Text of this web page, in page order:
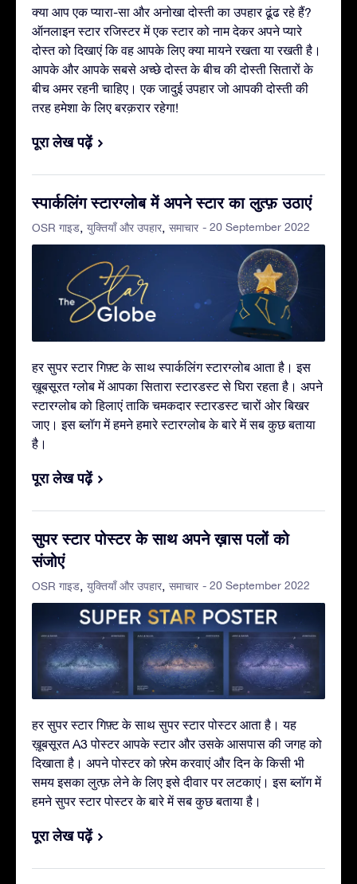
क्या आप एक प्यारा-सा और अनोखा दोस्ती का उपहार ढूंढ रहे हैं?
ऑनलाइन स्टार रजिस्टर में एक स्टार को नाम देकर अपने प्यारे
दोस्त को दिखाएं कि वह आपके लिए क्या मायने रखता या रखती है।
आपके और आपके सबसे अच्छे दोस्त के बीच की दोस्ती सितारों के
बीच अमर रहनी चाहिए। एक जादुई उपहार जो आपकी दोस्ती की
तरह हमेशा के लिए बरक़रार रहेगा!
पूरा लेख पढ़ें
स्पार्कलिंग स्टारग्लोब में अपने स्टार का लुत्फ़ उठाएं
OSR गाइड युक्तियाँ और उपहार समाचार - 20 September 2022
हर सुपर स्टार गिफ़्ट के साथ स्पार्कलिंग स्टारग्लोब आता है। इस
ख़ूबसूरत ग्लोब में आपका सितारा स्टारडस्ट से घिरा रहता है। अपने
स्टारग्लोब को हिलाएं ताकि चमकदार स्टारडस्ट चारों ओर बिखर
जाए। इस ब्लॉग में हमने हमारे स्टारग्लोब के बारे में सब कुछ बताया
है।
पूरा लेख पढ़ें
सुपर स्टार पोस्टर के साथ अपने ख़ास पलों को
संजोएं
OSR गाइड युक्तियाँ और उपहार समाचार - 20 September 2022
हर सुपर स्टार गिफ़्ट के साथ सुपर स्टार पोस्टर आता है। यह
ख़ूबसूरत A3 पोस्टर आपके स्टार और उसके आसपास की जगह को
दिखाता है। अपने पोस्टर को फ़्रेम करवाएं और दिन के किसी भी
समय इसका लुत्फ़ लेने के लिए इसे दीवार पर लटकाएं। इस ब्लॉग में
हमने सुपर स्टार पोस्टर के बारे में सब कुछ बताया है।
पूरा लेख पढ़ें